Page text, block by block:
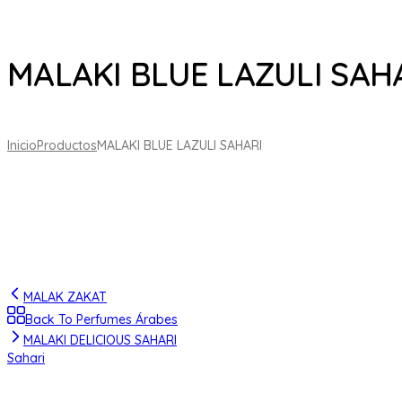
MALAKI BLUE LAZULI
InicioProductosMALAKI BLUE LAZULI SAHARI
MALAK ZAKAT
Back To Perfumes Árabes
MALAKI DELICIOUS SAHARI
Sahari